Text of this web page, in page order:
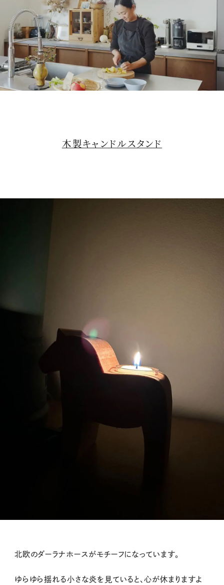
木製キャンドルスタンド
北欧のダーラナホースがモチーフになっています。
ゆらゆら揺れる小さな炎を見ていると、心が休まりますよ